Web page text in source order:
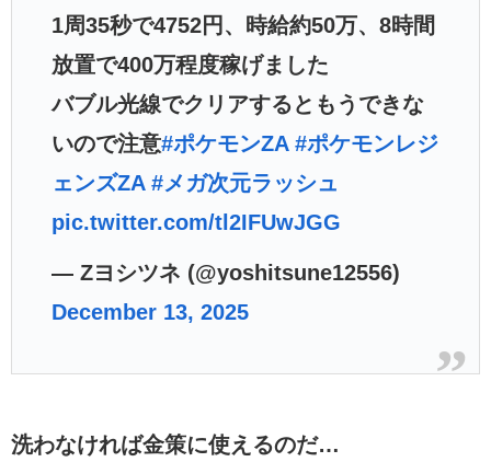
1周35秒で4752円、時給約50万、8時間
放置で400万程度稼げました
バブル光線でクリアするともうできな
いので注意#ポケモンZA #ポケモンレジ
ェンズZA #メガ次元ラッシュ
pic.twitter.com/tl2IFUwJGG
— Zヨシツネ (@yoshitsune12556)
December 13, 2025
洗わなければ金策に使えるのだ…